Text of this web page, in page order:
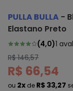
PULLA BULLA -
Elastano Preto
(4,0)1
R$ 146,57
R$ 66,54
ou 2x de R$ 33,27